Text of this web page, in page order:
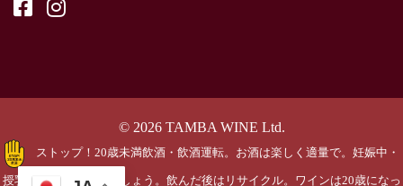
© 2026 TAMBA WINE Ltd.
ストップ！20歳未満飲酒・飲酒運転。お酒は楽しく適量で。妊娠中・
授乳期の飲酒はやめましょう。飲んだ後はリサイクル。ワインは20歳になっ